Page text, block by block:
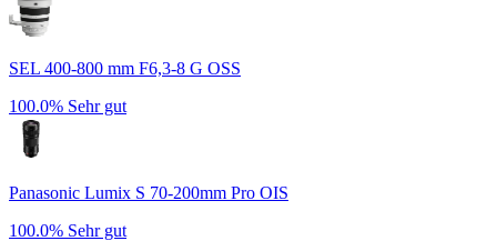
SEL 400-800 mm F6,3-8 G OSS
100.0% Sehr gut
Panasonic Lumix S 70-200mm Pro OIS
100.0% Sehr gut